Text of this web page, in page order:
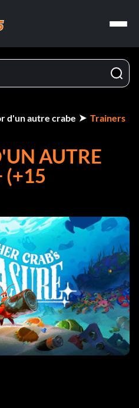
d'un autre crabe Trainers
AUTRE
(+15